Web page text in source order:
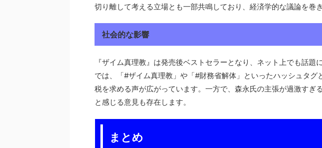
切り離して考える立場とも一部共鳴しており、経済学的な議論を巻
社会的な影響
『ザイム真理教』は発売後ベストセラーとなり、ネット上でも話題
では、「#ザイム真理教」や「#財務省解体」といったハッシュタグ
税を求める声が広がっています。一方で、森永氏の主張が過激すぎ
と感じる意見も存在します。
まとめ